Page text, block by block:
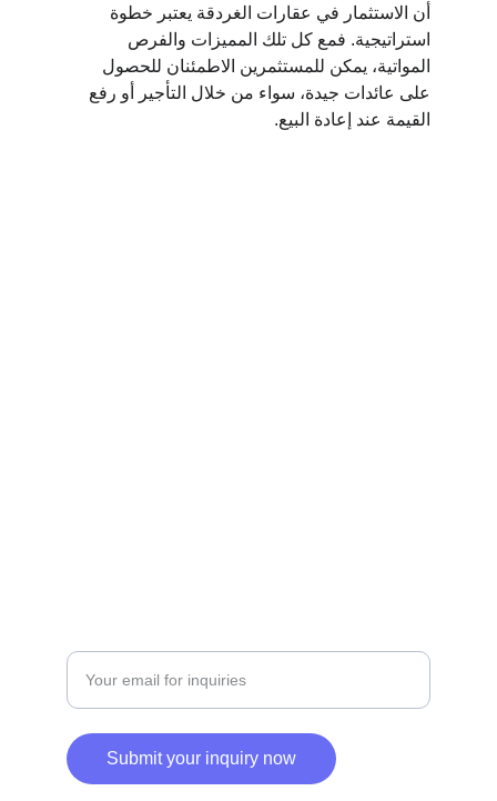
أن الاستثمار في عقارات الغردقة يعتبر خطوة
استراتيجية. فمع كل تلك المميزات والفرص
المواتية، يمكن للمستثمرين الاطمئنان للحصول
على عائدات جيدة، سواء من خلال التأجير أو رفع
القيمة عند إعادة البيع.
Submit your inquiry now